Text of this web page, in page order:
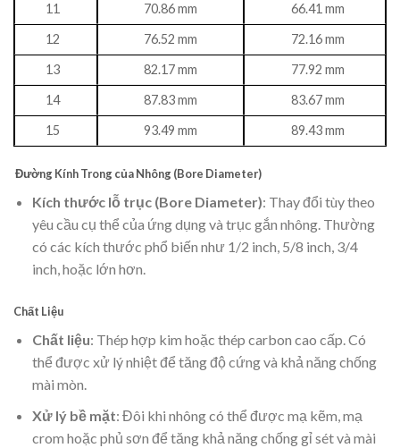
11
70.86 mm
66.41 mm
12
76.52 mm
72.16 mm
13
82.17 mm
77.92 mm
14
87.83 mm
83.67 mm
15
93.49 mm 89.43 mm
Đường Kính Trong của Nhông (Bore Diameter)
Kích thước lỗ trục (Bore Diameter): Thay đổi tùy theo
yêu cầu cụ thể của ứng dụng và trục gắn nhông. Thường
có các kích thước phổ biến như 1/2 inch, 5/8 inch, 3/4
inch, hoặc lớn hơn.
Chất Liệu
Chất liệu: Thép hợp kim hoặc thép carbon cao cấp. Có
thể được xử lý nhiệt để tăng độ cứng và khả năng chống
mài mòn.
Xử lý bề mặt: Đôi khi nhông có thể được mạ kẽm, mạ
crom hoặc phủ sơn để tăng khả năng chống gỉ sét và mài